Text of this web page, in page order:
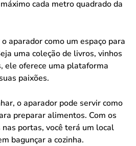
cada metro quadrado da
aparador como um espaço para
uma coleção de livros, vinhos
ele oferece uma plataforma
paixões.
o aparador pode servir como
preparar alimentos. Com os
portas, você terá um local
bagunçar a cozinha.